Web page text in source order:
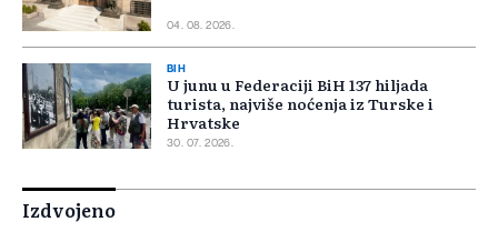
04. 08. 2026.
BIH
U junu u Federaciji BiH 137 hiljada
turista, najviše noćenja iz Turske i
Hrvatske
30. 07. 2026.
Izdvojeno